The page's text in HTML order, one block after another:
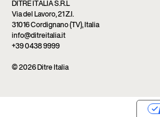
DITRE ITALIA S.R.L
Via del Lavoro, 21 Z.I.
31016 Cordignano (TV), Italia
info@ditreitalia.it
+39 0438 9999
© 2026 Ditre Italia